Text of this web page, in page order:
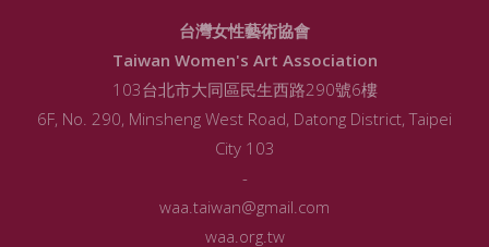
台灣女性藝術協會
Taiwan Women's Art Association
103台北市大同區民生西路290號6樓
6F, No. 290, Minsheng West Road, Datong District, Taipei
City 103
-
waa.taiwan@gmail.com
waa.org.tw